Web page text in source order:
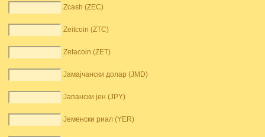
Zcash (ZEC)
Zeitcoin (ZTC)
Zetacoin (ZET)
Јамајчански долар (JMD)
Јапански јен (JPY)
Јеменски риал (YER)